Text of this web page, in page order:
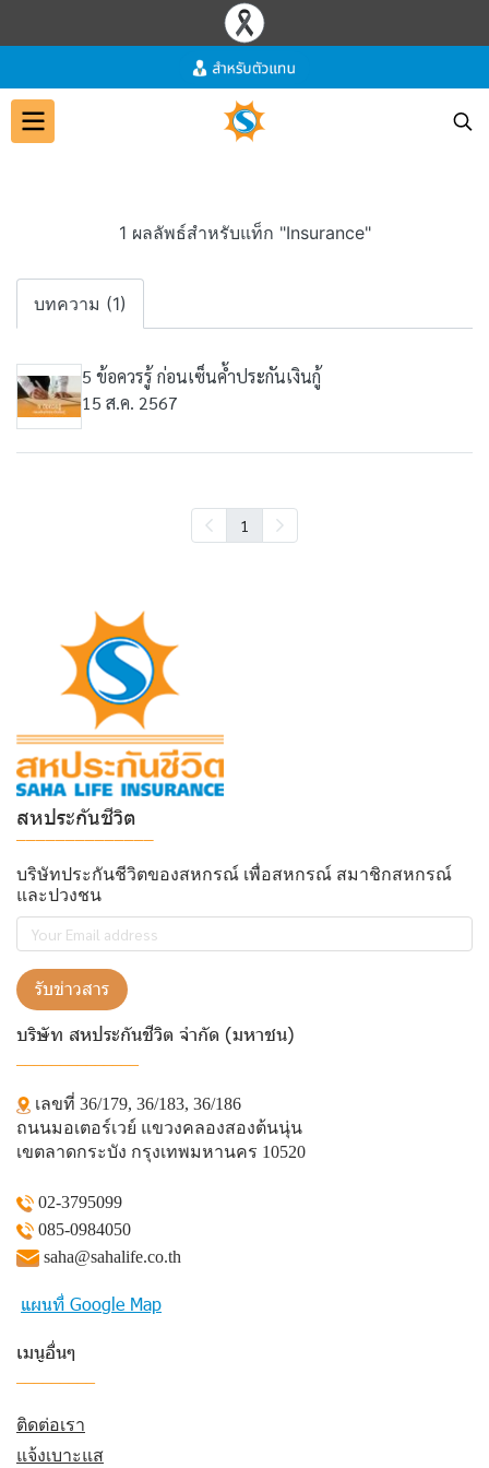
1 ผลลัพธ์สำหรับแท็ก "Insurance"
บทความ (1)
5 ข้อควรรู้ ก่อนเซ็นค้ำประกันเงินกู้
15 ส.ค. 2567
1
สหประกันชีวิต
บริษัทประกันชีวิตของสหกรณ์ เพื่อสหกรณ์ สมาชิกสหกรณ์
และปวงชน
รับข่าวสาร
บริษัท สหประกันชีวิต จำกัด (มหาชน)
เลขที่ 36/179, 36/183, 36/186
ถนนมอเตอร์เวย์ แขวงคลองสองต้นนุ่น
เขตลาดกระบัง กรุงเทพมหานคร 10520
02-3795099
085-0984050
saha@sahalife.co.th
แผนที่ Google Map
เมนูอื่นๆ
ติดต่อเรา
แจ้งเบาะแส